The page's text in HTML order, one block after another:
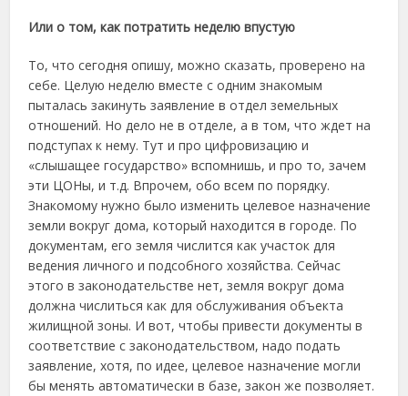
Или о том, как потратить неделю впустую
То, что сегодня опишу, можно сказать, проверено на
себе. Целую неделю вместе с одним знакомым
пыталась закинуть заявление в отдел земельных
отношений. Но дело не в отделе, а в том, что ждет на
подступах к нему. Тут и про цифровизацию и
«слышащее государство» вспомнишь, и про то, зачем
эти ЦОНы, и т.д. Впрочем, обо всем по порядку.
Знакомому нужно было изменить целевое назначение
земли вокруг дома, который находится в городе. По
документам, его земля числится как участок для
ведения личного и подсобного хозяйства. Сейчас
этого в законодательстве нет, земля вокруг дома
должна числиться как для обслуживания объекта
жилищной зоны. И вот, чтобы привести документы в
соответствие с законодательством, надо подать
заявление, хотя, по идее, целевое назначение могли
бы менять автоматически в базе, закон же позволяет.